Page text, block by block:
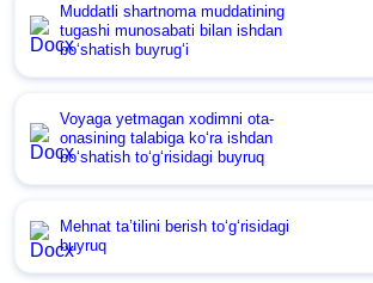
Muddatli shartnoma muddatining
tugashi munosabati bilan ishdan
boʻshatish buyrugʻi
Voyaga yetmagan хodimni ota-
onasining talabiga koʻra ishdan
boʻshatish toʻgʻrisidagi buyruq
Mehnat ta’tilini berish toʻgʻrisidagi
buyruq